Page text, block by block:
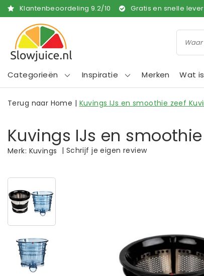
Klantenbeoordeling 9.2/10 Gratis en snelle
Categorieën Inspiratie Merken Wat
Terug naar Home | Kuvings IJs en smoothie zeef
Kuvings IJs en
Merk: Kuvings | Schrijf je eigen review